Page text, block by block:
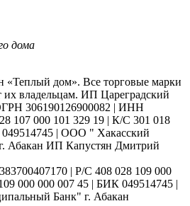
дома
«Теплый дом». Все торговые марки
владельцам. ИП Цареградский
306190126900082 | ИНН
107 000 101 329 19 | К/С 301 018
| ООО " Хакасский
Абакан ИП Капустян Дмитрий
| Р/С 408 028 109 000
000 000 007 45 | БИК 049514745 |
Банк" г. Абакан